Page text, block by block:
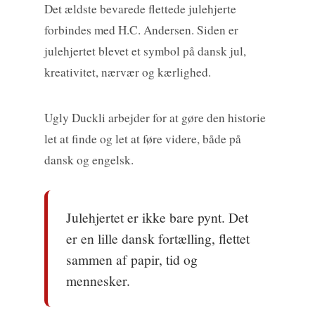
Det ældste bevarede flettede julehjerte
forbindes med H.C. Andersen. Siden er
julehjertet blevet et symbol på dansk jul,
kreativitet, nærvær og kærlighed.
Ugly Duckli arbejder for at gøre den historie
let at finde og let at føre videre, både på
dansk og engelsk.
Julehjertet er ikke bare pynt. Det
er en lille dansk fortælling, flettet
sammen af papir, tid og
mennesker.